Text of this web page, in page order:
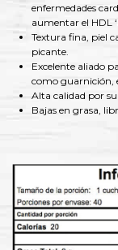
enfermedades
aumentar el HDL
Textura fina, piel
picante.
Excelente aliado
como guarnición,
Alta calidad por
Bajas en grasa,